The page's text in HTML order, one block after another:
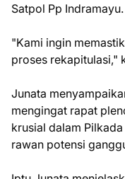
Satpol Pp Indramayu.
"Kami ingin
proses rekapitulasi,"
Junata
mengingat rapat
krusial dalam
rawan potensi